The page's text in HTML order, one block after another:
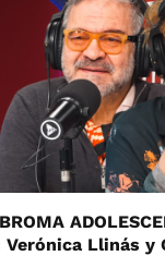
Verónica Llinás y